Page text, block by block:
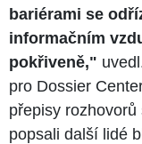
bariérami se
informačním
pokřiveně,"
pro Dossier
přepisy
popsali další lidé